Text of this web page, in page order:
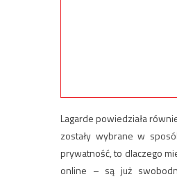
Lagarde powiedziała
zostały wybrane w
prywatność, to dlaczego
online – są już